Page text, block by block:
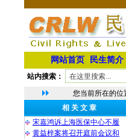
网站首页 民生简介
站内搜索：
您当前所在的位
相 关 文 章
宋嘉鸿诉上海医保中心不履
黄益梓案将召开庭前会议和